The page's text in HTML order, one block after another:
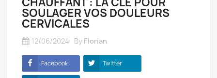
SOULAGER VOS DOULEURS
CERVICALES
12/06/2024 By Florian
Facebook Twitter